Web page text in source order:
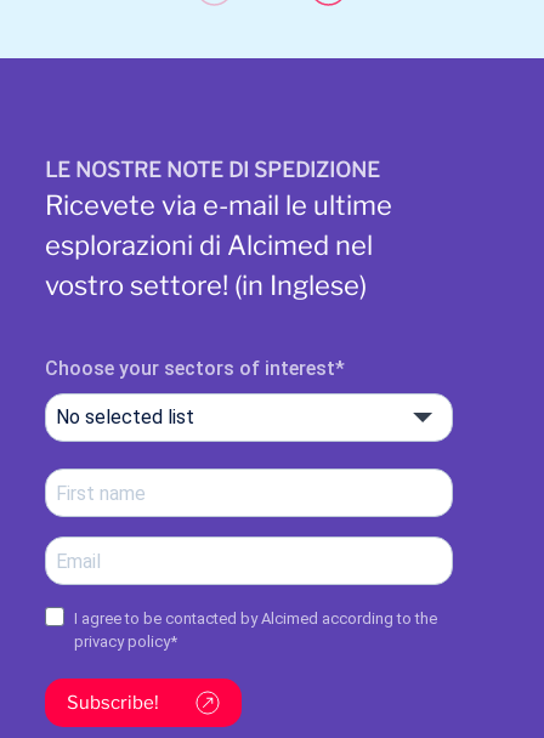
LE NOSTRE NOTE DI SPEDIZIONE
Ricevete via e-mail le ultime
esplorazioni di Alcimed nel
vostro settore! (in Inglese)
Choose your sectors of interest
No selected list
I agree to be contacted by Alcimed according to the
privacy policy*
Subscribe!